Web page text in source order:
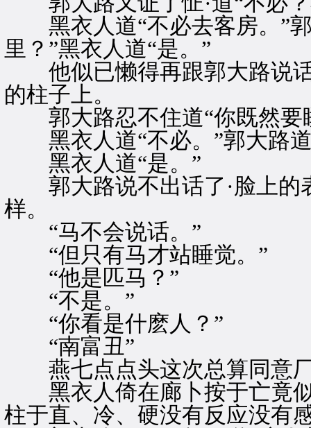
黑衣人道“不必去客房。”郭
里？”黑衣人道“是。”
他似已懒得再跟郭大路说话
的柱子上。
郭大路忍不住道“你既然要
黑衣人道“不必。”郭大路道
黑衣人道“是。”
郭大路说不出话了·脸上的
样。
“马不会说话。”
“但只有马才站睡觉。”
“他是匹马？”
“不是。”
“你看是什麽人？”
“南富丑”
燕七点点头这次总算同意
黑衣人倚在廊卜按于亡竟似
柱于直、冷、硬没有反应没有